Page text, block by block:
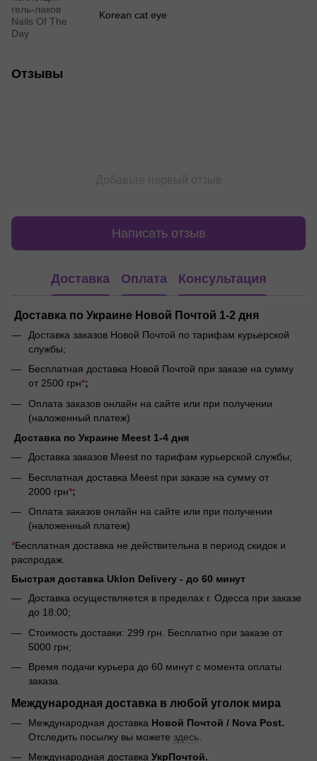
гель-лаков
Nails Of The
Day
Korean cat eye
Отзывы
Написать отзыв
Доставка Оплата Консультация
Доставка по Украине Новой Почтой 1-2 дня
Доставка заказов Новой Почтой по тарифам курьерской
службы;
Бесплатная доставка Новой Почтой при заказе на сумму
от 2500 грн*;
Оплата заказов онлайн на сайте или при получении
(наложенный платеж)
Доставка по Украине Meest 1-4 дня
Доставка заказов Meest по тарифам курьерской службы;
Бесплатная доставка Meest при заказе на сумму от
2000 грн*;
Оплата заказов онлайн на сайте или при получении
(наложенный платеж)
*Бесплатная доставка не действительна в период скидок и
распродаж.
Быстрая доставка Uklon Delivery - до 60 минут
Доставка осуществляется в пределах г. Одесса при заказе
до 18:00;
Стоимость доставки: 299 грн. Бесплатно при заказе от
5000 грн;
Время подачи курьера до 60 минут с момента оплаты
заказа.
Международная доставка в любой уголок мира
Международная доставка Новой Почтой / Nova Post.
Отследить посылку вы можете здесь
Международная доставка УкрПочтой.